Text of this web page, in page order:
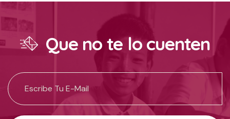
Que no te lo cuenten